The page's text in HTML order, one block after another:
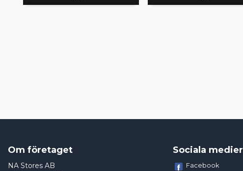
Om företaget
NA Stores AB
Sociala medier
Facebook